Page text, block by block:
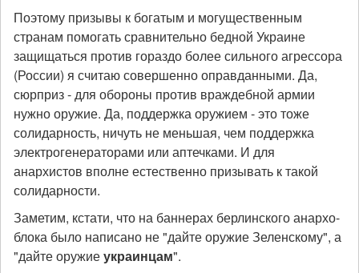
Поэтому призывы к богатым и могущественным
странам помогать сравнительно бедной Украине
защищаться против гораздо более сильного агрессора
(России) я считаю совершенно оправданными. Да,
сюрприз - для обороны против враждебной армии
нужно оружие. Да, поддержка оружием - это тоже
солидарность, ничуть не меньшая, чем поддержка
электрогенераторами или аптечками. И для
анархистов вполне естественно призывать к такой
солидарности.
Заметим, кстати, что на баннерах берлинского анархо-
блока было написано не "дайте оружие Зеленскому", а
"дайте оружиеукраинцам".